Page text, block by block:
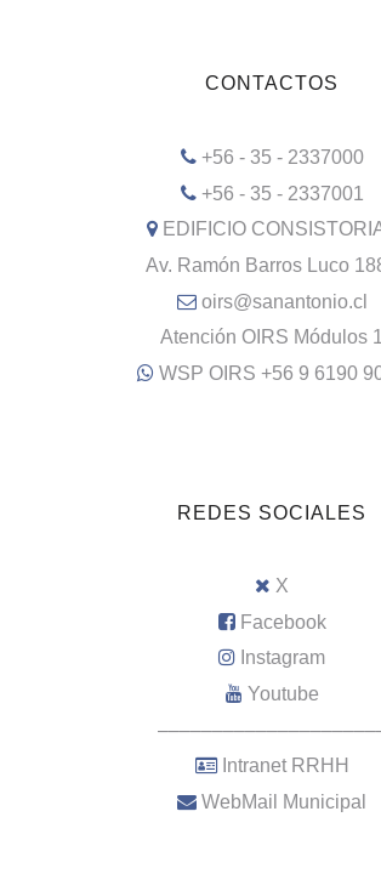
CONTACTOS
+56 - 35 - 2337000
+56 - 35 - 2337001
EDIFICIO
Av. Ramón Barros Luco
oirs@sanantonio.cl
Atención OIRS Módulos 1
WSP OIRS +56 9 6190
REDES SOCIALES
X
Facebook
Instagram
Youtube
Intranet RRHH
WebMail Municipal